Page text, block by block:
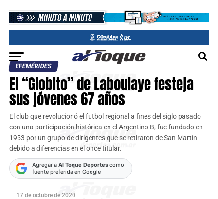
EFEMÉRIDES
El “Globito” de Laboulaye festeja
sus jóvenes 67 años
El club que revolucionó el futbol regional a fines del siglo pasado
con una participación histórica en el Argentino B, fue fundado en
1953 por un grupo de dirigentes que se retiraron de San Martín
debido a diferencias en el once titular.
Agregar a Al Toque Deportescomo
fuente preferida en Google
17 de octubre de 2020